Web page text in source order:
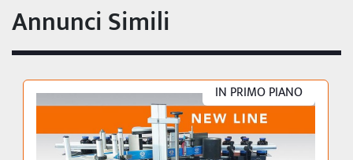
Annunci Simili
IN PRIMO PIANO